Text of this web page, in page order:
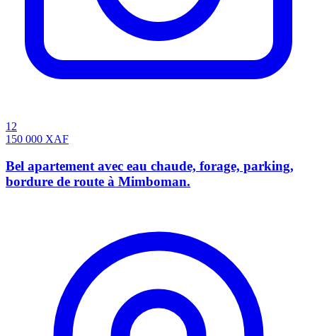
12
150 000 XAF
Bel apartement avec eau chaude, forage, parking,
bordure de route à Mimboman.